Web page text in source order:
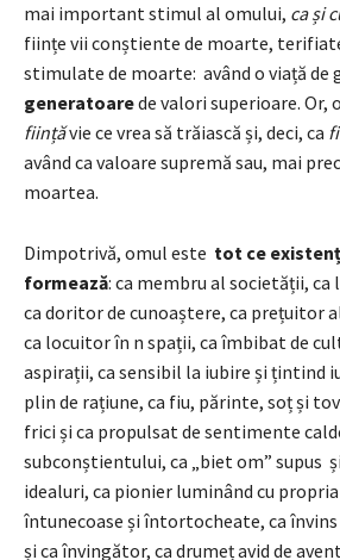
mai important stimul al omului, ca și
ființe vii conștiente de moarte,
stimulate de moarte: având o viață de
generatoarede valori superioare. Or,
ființăvie ce vrea să trăiască și, deci, ca
având ca valoare supremă sau, mai
moartea.
Dimpotrivă, omul este tot ce
formează: ca membru al societății, ca
ca doritor de cunoaștere, ca prețuitor
ca locuitor în n spații, ca îmbibat de
aspirații, ca sensibil la iubire și țintind
plin de rațiune, ca fiu, părinte, soț și
frici și ca propulsat de sentimente
subconștientului, ca „biet om” supus
idealuri, ca pionier luminând cu
întunecoase și întortocheate, ca învins
și ca învingător, ca drumeț avid de